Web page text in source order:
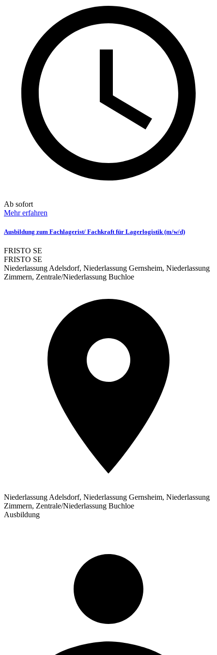
Ab sofort
Mehr erfahren
Ausbildung zum Fachlagerist/ Fachkraft für Lagerlogistik (m/w/d)
FRISTO SE
FRISTO SE
Niederlassung Adelsdorf, Niederlassung Gernsheim, Niederlassung
Zimmern, Zentrale/Niederlassung Buchloe
Niederlassung Adelsdorf, Niederlassung Gernsheim, Niederlassung
Zimmern, Zentrale/Niederlassung Buchloe
Ausbildung